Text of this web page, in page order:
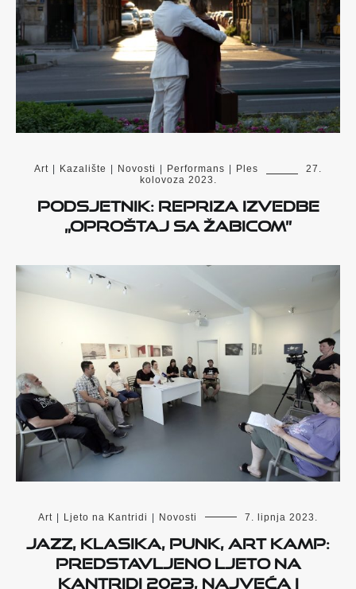
Art | Kazalište | Novosti | Performans | Ples
27.
kolovoza 2023.
Podsjetnik: Repriza izvedbe
„Oproštaj sa Žabicom”
Art | Ljeto na Kantridi | Novosti 7. lipnja 2023.
Jazz, klasika, punk, Art Kamp:
Predstavljeno Ljeto na
Kantridi 2023, najveća i